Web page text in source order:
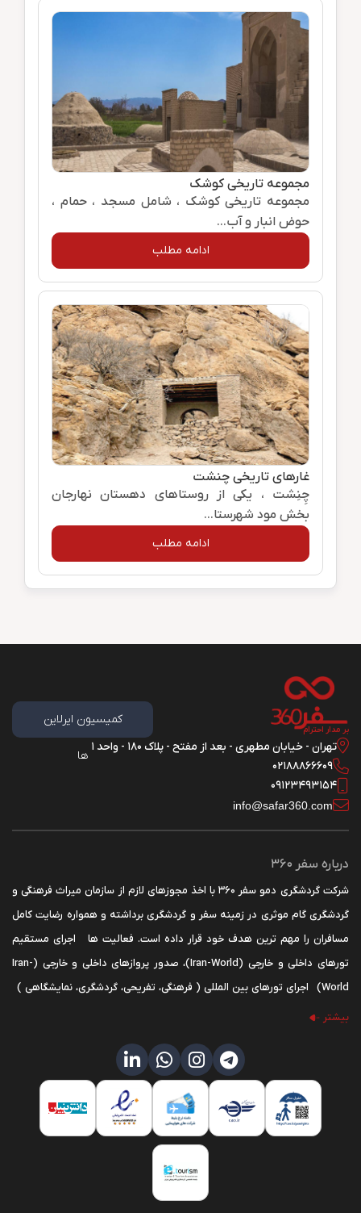
مجموعه تاریخی کوشک
مجموعه تاریخی کوشک ، شامل مسجد ، حمام ،
حوض‌ انبار و آب...
ادامه مطلب
غارهای تاریخی چنشت
چِنِشت ، یکی از روستاهای دهستان نهارجان
بخش مود شهرستا...
ادامه مطلب
بر مدار احترام
کمیسیون ایرلاین
ها
تهران - خیابان مطهری - بعد از مفتح - پلاک 180 - واحد 1
02188866609
09123493154
info@safar360.com
درباره سفر 360
شرکت گردشگری دمو سفر 360 با اخذ مجوزهای لازم از سازمان میراث فرهنگی و
گردشگری گام موثری در زمینه سفر و گردشگری برداشته و همواره رضایت کامل
مسافران را مهم ترین هدف خود قرار داده است. فعالیت ها اجرای مستقیم
تورهای داخلی و خارجی (Iran-World)، صدور پروازهای داخلی و خارجی (Iran-
و کادر اجرایی سفر 360 با استفاده از سال‌ها تجربه در زمینه گردشگری همواره در
ارائه خدمات نوین پیشتاز بوده است. * کارشناسان ما راهنمای شما در دریافت
خدمات و امکانات گسترده در سراسر جهان هستند؛ در صورت تمایل و کسب
اطلاعات بیشتر با ما در ارتباط باشید
بیشتر